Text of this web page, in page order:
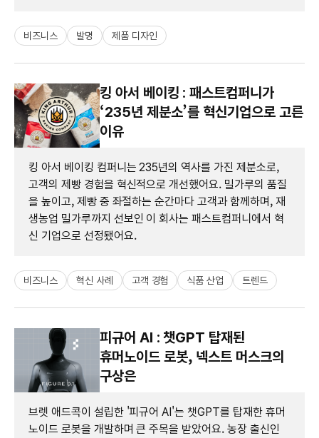
비즈니스 발명 제품 디자인
킹 아서 베이킹 : 패스트컴퍼니가
‘235년 제분소’를 혁신기업으로 고른
이유
킹 아서 베이킹 컴퍼니는 235년의 역사를 가진 제분소로,
고객의 제빵 경험을 혁신적으로 개선했어요. 밀가루의 품질
을 높이고, 제빵 중 좌절하는 순간마다 고객과 함께하며, 재
생농업 밀가루까지 선보인 이 회사는 패스트컴퍼니에서 혁
신 기업으로 선정됐어요.
비즈니스 혁신 사례 고객 경험 식품 산업 트렌드
피규어 AI : 챗GPT 탑재된
휴머노이드 로봇, 넥스트 머스크의
구상은
브렛 애드콕이 설립한 '피규어 AI'는 챗GPT를 탑재한 휴머
노이드 로봇을 개발하며 큰 주목을 받았어요. 농장 출신인